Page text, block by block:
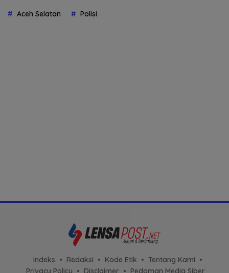
Aceh Selatan Polisi
Indeks Redaksi Kode Etik
Tentang Kami